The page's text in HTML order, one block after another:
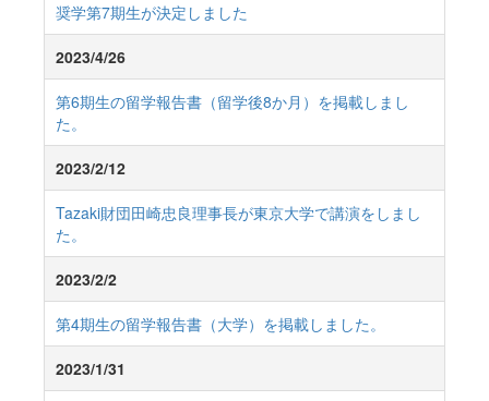
奨学第7期生が決定しました
2023/4/26
第6期生の留学報告書（留学後8か月）を掲載しまし
た。
2023/2/12
Tazaki財団田崎忠良理事長が東京大学で講演をしまし
た。
2023/2/2
第4期生の留学報告書（大学）を掲載しました。
2023/1/31